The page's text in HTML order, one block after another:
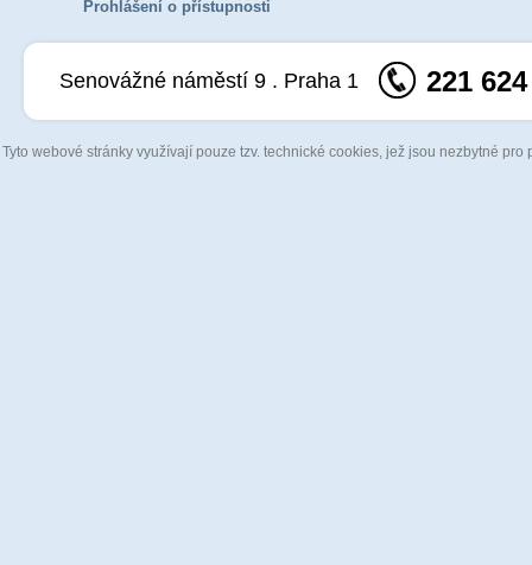
Prohlášení o přístupnosti
Senovážné náměstí 9 . Praha 1 221
Tyto webové stránky využívají pouze tzv. technické cookies, jež jsou nezbytné